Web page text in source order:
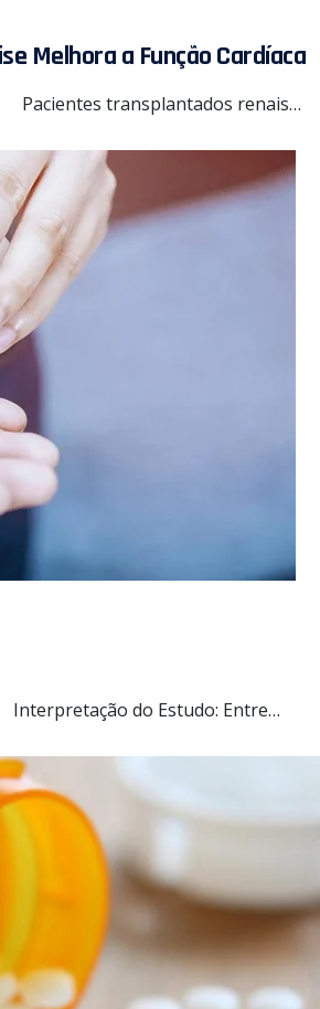
Melhora a Função Cardíaca
Pacientes transplantados renais…
Interpretação do Estudo: Entre…